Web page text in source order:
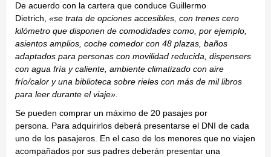
De acuerdo con la cartera que conduce Guillermo
Dietrich, «se trata de opciones accesibles, con trenes cero
kilómetro que disponen de comodidades como, por ejemplo,
asientos amplios, coche comedor con 48 plazas, baños
adaptados para personas con movilidad reducida, dispensers
con agua fría y caliente, ambiente climatizado con aire
frío/calor y una biblioteca sobre rieles con más de mil libros
para leer durante el viaje».
Se pueden comprar un máximo de 20 pasajes por
persona. Para adquirirlos deberá presentarse el DNI de cada
uno de los pasajeros. En el caso de los menores que no viajen
acompañados por sus padres deberán presentar una